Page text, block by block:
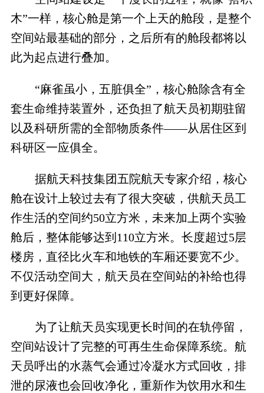
木”一样，核心舱是第一个上天的舱段，是整个
空间站最基础的部分，之后所有的舱段都将以
此为起点进行叠加。
“麻雀虽小，五脏俱全”，核心舱除含有全
套生命维持装置外，还负担了航天员初期驻留
以及科研所需的全部物质条件——从居住区到
科研区一应俱全。
据航天科技集团五院航天专家介绍，核心
舱在设计上较过去有了很大突破，供航天员工
作生活的空间约50立方米，未来加上两个实验
舱后，整体能够达到 110立方米。长度超过5层
楼房，直径比火车和地铁的车厢还要宽不少。
不仅活动空间大，航天员在空间站的补给也得
到更好保障。
为了让航天员实现更长时间的在轨停留，
空间站设计了完整的可再生生命保障系统。航
天员呼出的水蒸气会通过冷凝水方式回收，排
泄的尿液也会回收净化，重新作为饮用水和生